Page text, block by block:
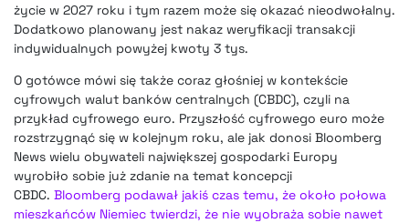
życie w 2027 roku i tym razem może się okazać nieodwołalny.
Dodatkowo planowany jest nakaz weryfikacji transakcji
indywidualnych powyżej kwoty 3 tys.
O gotówce mówi się także coraz głośniej w kontekście
cyfrowych walut banków centralnych (CBDC), czyli na
przykład cyfrowego euro. Przyszłość cyfrowego euro może
rozstrzygnąć się w kolejnym roku, ale jak donosi Bloomberg
News wielu obywateli największej gospodarki Europy
wyrobiło sobie już zdanie na temat koncepcji
CBDC. Bloomberg podawał jakiś czas temu, że około połowa
mieszkańców Niemiec twierdzi, że nie wyobraża sobie nawet